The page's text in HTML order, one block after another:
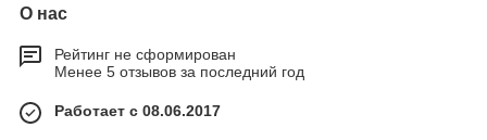
О нас
Рейтинг не сформирован
Менее 5 отзывов за последний год
Работает с 08.06.2017